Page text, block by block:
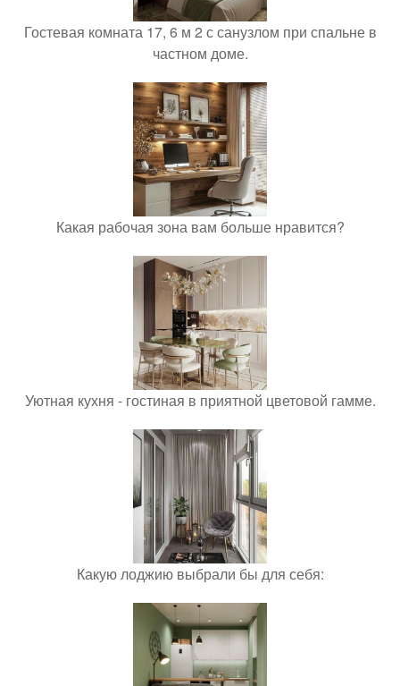
Гостевая комната 17, 6 м 2 с санузлом при спальне в
частном доме.
Какая рабочая зона вам больше нравится?
Уютная кухня - гостиная в приятной цветовой гамме.
Какую лоджию выбрали бы для себя: